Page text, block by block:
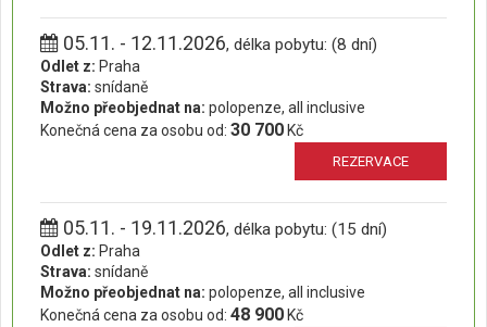
05.11. - 12.11.2026, délka pobytu: (8 dní)
Odlet z: Praha
Strava: snídaně
Možno přeobjednat na: polopenze, all inclusive
Konečná cena za osobu od: 30 700 Kč
REZERVACE
05.11. - 19.11.2026, délka pobytu: (15 dní)
Odlet z: Praha
Strava: snídaně
Možno přeobjednat na: polopenze, all inclusive
Konečná cena za osobu od: 48 900 Kč